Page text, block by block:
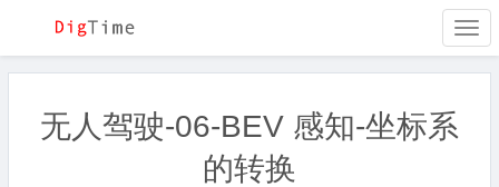
无人驾驶-06-BEV 感知-坐标系
的转换